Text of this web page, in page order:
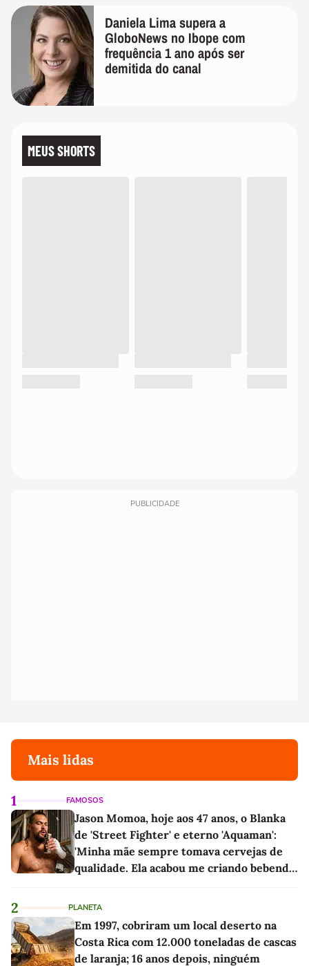
Daniela Lima supera a
GloboNews no Ibope com
frequência 1 ano após ser
demitida do canal
MEUS SHORTS
PUBLICIDADE
Mais lidas
1 FAMOSOS
Jason Momoa, hoje aos 47 anos, o Blanka
de 'Street Fighter' e eterno 'Aquaman':
'Minha mãe sempre tomava cervejas de
qualidade. Ela acabou me criando bebendo
2 PLANETA
Em 1997, cobriram um local deserto na
Costa Rica com 12.000 toneladas de cascas
de laranja; 16 anos depois, ninguém